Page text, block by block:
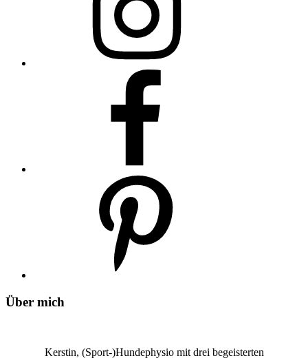
Über mich
Kerstin, (Sport-)Hundephysio mit drei begeisterten